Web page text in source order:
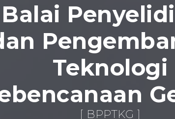
Balai
Teknologi
[ BPPTKG ]